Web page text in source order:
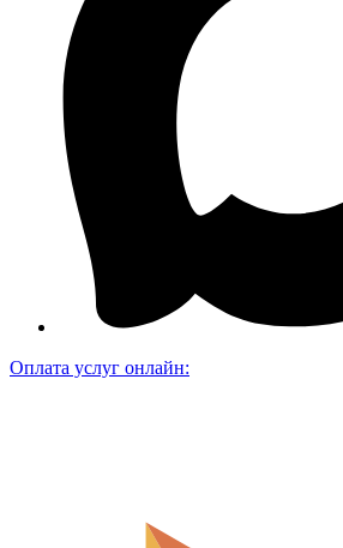
Оплата услуг онлайн: